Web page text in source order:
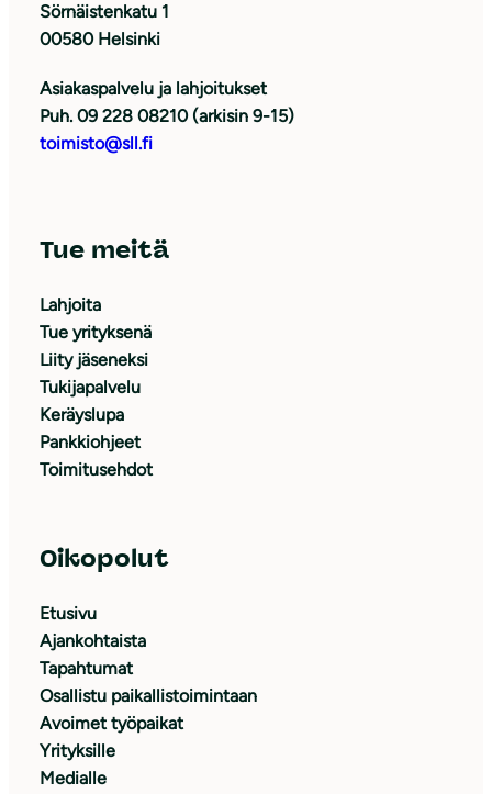
Sörnäistenkatu 1
00580 Helsinki
Asiakaspalvelu ja lahjoitukset
Puh. 09 228 08210 (arkisin 9-15)
toimisto@sll.fi
Tue meitä
Lahjoita
Tue yrityksenä
Liity jäseneksi
Tukijapalvelu
Keräyslupa
Pankkiohjeet
Toimitusehdot
Oikopolut
Etusivu
Ajankohtaista
Tapahtumat
Osallistu paikallistoimintaan
Avoimet työpaikat
Yrityksille
Medialle